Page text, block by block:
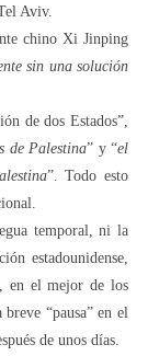
Aviv.
chino Xi Jinping
sin una solución
de dos Estados”,
de Palestina” y “el
”. Todo esto
temporal, ni la
estadounidense,
en el mejor de los
“pausa” en el
de unos días.